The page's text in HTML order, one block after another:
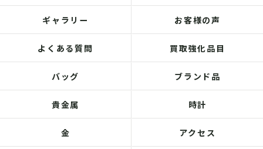
ギャラリー お客様の声
よくある質問 買取強化品目
バッグ ブランド品
貴金属 時計
金 アクセス